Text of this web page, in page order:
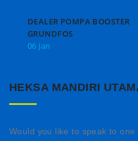
DEALER POMPA BOOSTER
GRUNDFOS
06 Jan
HEKSA MANDIRI
Would you like to speak to